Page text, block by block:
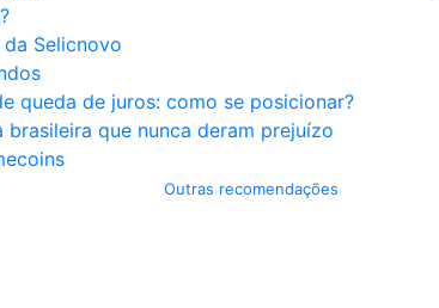
Selicnovo
queda de juros: como se posicionar?
brasileira que nunca deram prejuízo
Outras recomendações